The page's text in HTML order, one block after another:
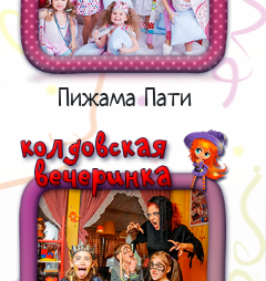
Пижама Пати